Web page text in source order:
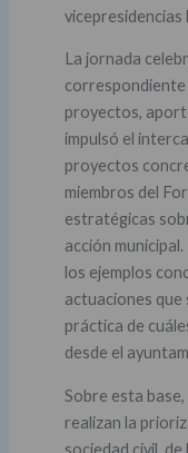
vicepresidencias
La jornada
correspondiente
proyectos,
impulsó el
proyectos
miembros del
estratégicas
acción
los ejemplos
actuaciones que
práctica de
desde el
Sobre esta
realizan la
sociedad civil,